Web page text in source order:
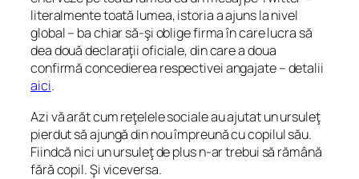
literalmente toată lumea, istoria a ajuns la nivel
global – ba chiar să-şi oblige firma în care lucra să
dea două declaraţii oficiale, din care a doua
confirmă concedierea respectivei angajate – detalii
aici.
Azi vă arăt cum reţelele sociale au ajutat un ursuleţ
pierdut să ajungă din nou împreună cu copilul său.
Fiindcă nici un ursuleţ de plus n-ar trebui să rămână
fără copil. Şi viceversa.